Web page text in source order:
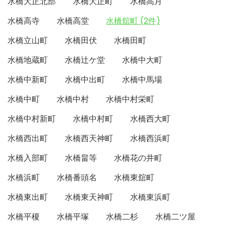
水橋高寺
水橋高堂
水橋舘町 (2件)
水橋立山町
水橋田伏
水橋田町
水橋地蔵町
水橋辻ケ堂
水橋中大町
水橋中新町
水橋中出町
水橋中馬場
水橋中町
水橋中村
水橋中村栄町
水橋中村新町
水橋中村町
水橋西大町
水橋西出町
水橋西天神町
水橋西浜町
水橋入部町
水橋畠等
水橋花の井町
水橋浜町
水橋番頭名
水橋東舘町
水橋東出町
水橋東天神町
水橋東浜町
水橋平榎
水橋平塚 水橋二杉
水橋二ツ屋